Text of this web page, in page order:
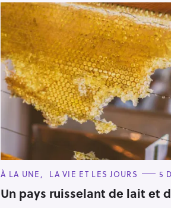
C
T
E
À LA UNE LA VIE ET LES JOURS 5
Un pays ruisselant de lait et